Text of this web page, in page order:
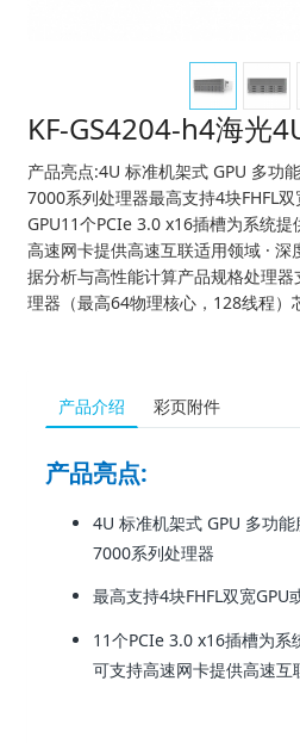
KF-GS4204-h4海光
产品亮点:4U 标准机架式 GPU 多功
7000系列处理器最高支持4块FHFL
GPU11个PCIe 3.0 x16插槽为系统
高速网卡提供高速互联适用领域 · 深
据分析与高性能计算产品规格处理
理器（最高64物理核心，128线程）
产品介绍 彩页附件
产品亮点:
4U 标准机架式 GPU 多功
7000系列处理器
最高支持4块FHFL双宽GPU
11个PCIe 3.0 x16插槽为系
可支持高速网卡提供高速互